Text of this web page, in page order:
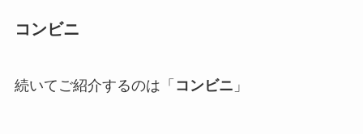
コンビニ
続いてご紹介するのは「 コンビニ 」